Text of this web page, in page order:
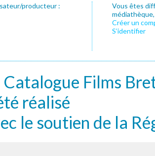
producteur :
Vous êtes
Créer un
S’identifier
Catalogue Films
réalisé
le soutien de la